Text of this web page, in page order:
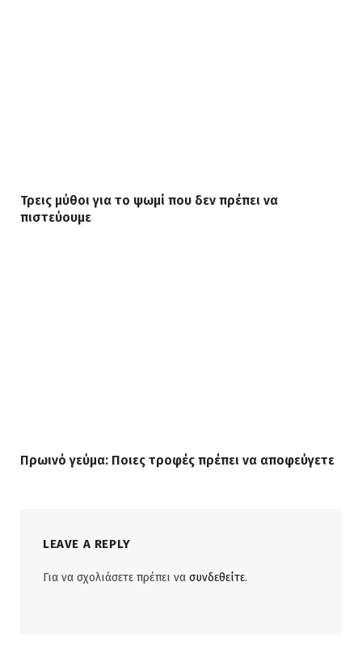
Τρεις μύθοι για το ψωμί που δεν πρέπει να
πιστεύουμε
Πρωινό γεύμα: Ποιες τροφές πρέπει να αποφεύγετε
LEAVE A REPLY
Για να σχολιάσετε πρέπει να συνδεθείτε.